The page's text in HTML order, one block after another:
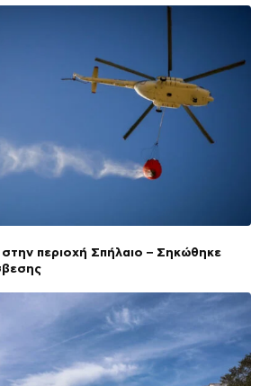
περιοχή Σπήλαιο – Σηκώθηκε